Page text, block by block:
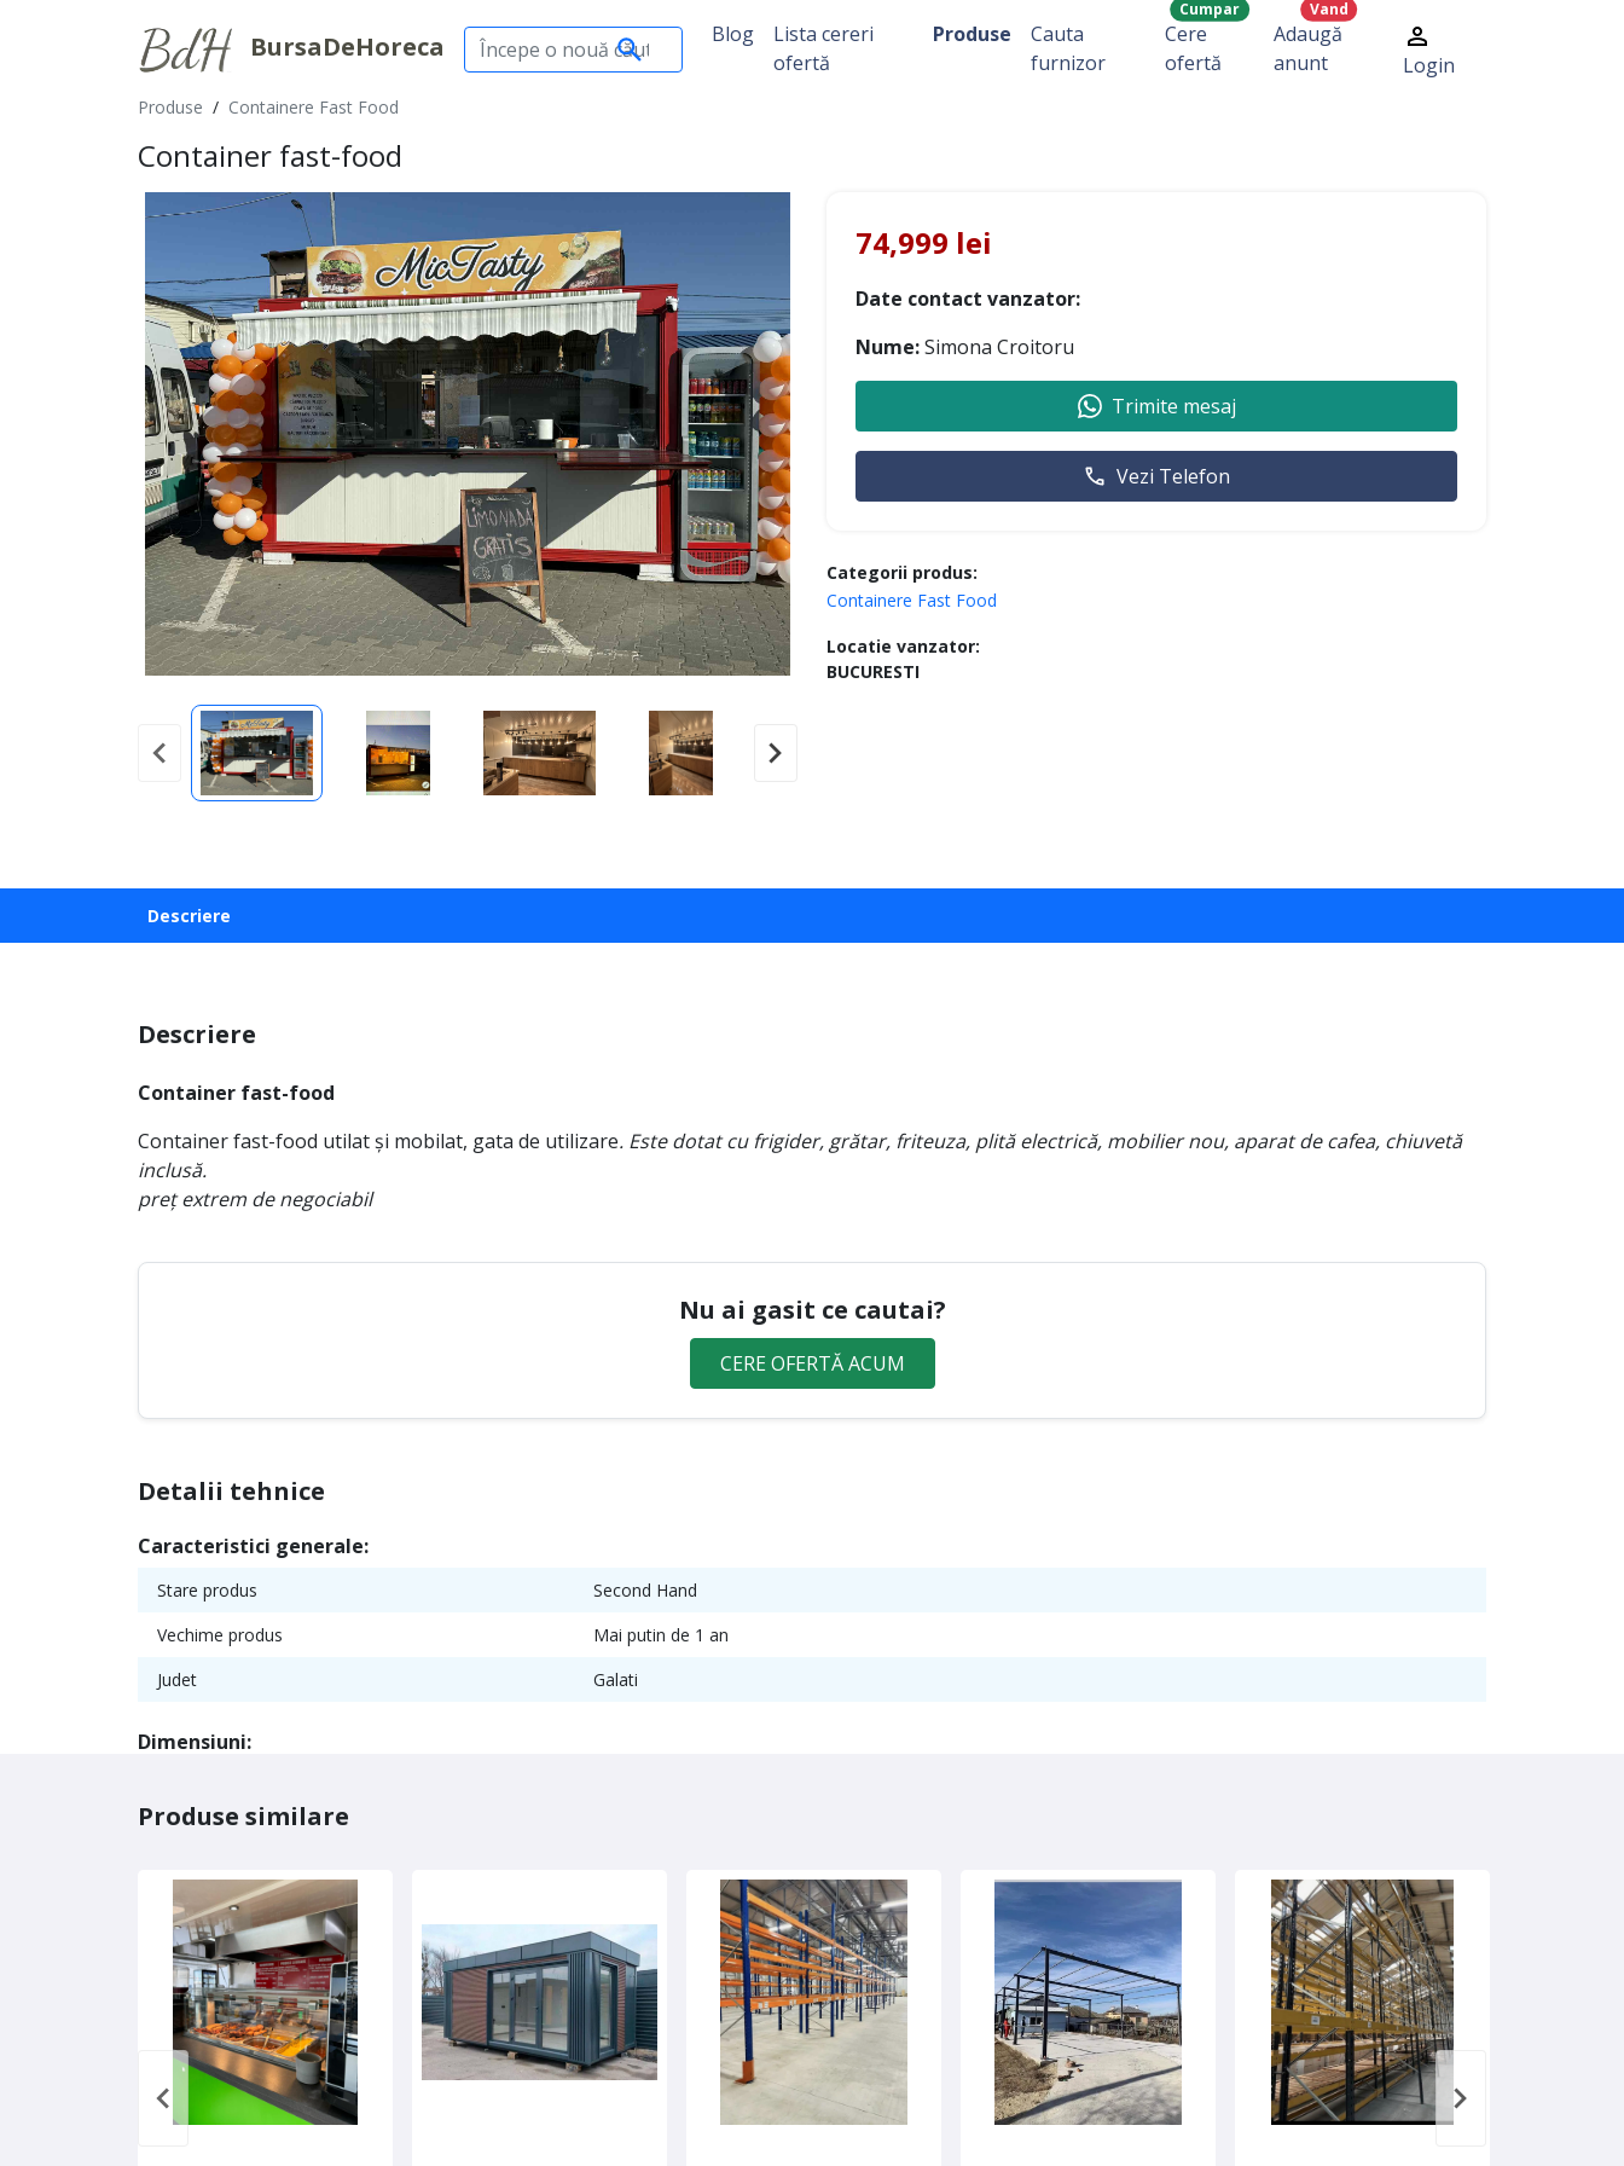
BursaDeHoreca Blog
Lista cereri
ofertă
Produse
Cauta
furnizor
Cere
ofertă
Cumpar
Adaugă
anunt
Vand
Login
Produse / Containere Fast Food
Container fast-food
Categorii produs:
Containere Fast Food
Locatie vanzator:
BUCURESTI
74,999 lei
Date contact vanzator:
Nume:Simona Croitoru
Trimite mesaj
Vezi Telefon
Descriere
Descriere
Container fast-food
Container fast-food utilat și mobilat, gata de utilizare. Este dotat cu frigider, grătar, friteuza, plită electrică, mobilier nou, aparat de cafea, chiuvetă
inclusă.
preț extrem de negociabil
Nu ai gasit ce cautai?
CERE OFERTĂ ACUM
Detalii tehnice
Caracteristici generale:
Stare produs
Second Hand
Vechime produs
Mai putin de 1 an
Judet
Galati
Dimensiuni:
Produse similare